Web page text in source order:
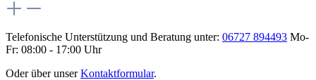
Telefonische Unterstützung und Beratung unter: 06727 894493 Mo-
Fr: 08:00 - 17:00 Uhr
Oder über unserKontaktformular.